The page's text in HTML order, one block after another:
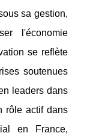
sa gestion,
l'économie
se reflète
soutenues
leaders dans
rôle actif dans
en France,